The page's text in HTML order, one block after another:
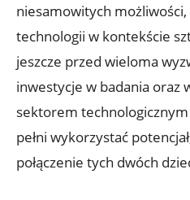
niesamowitych
technologii w kontekście
jeszcze przed wieloma
inwestycje w badania oraz
sektorem
pełni wykorzystać
połączenie tych dwóch